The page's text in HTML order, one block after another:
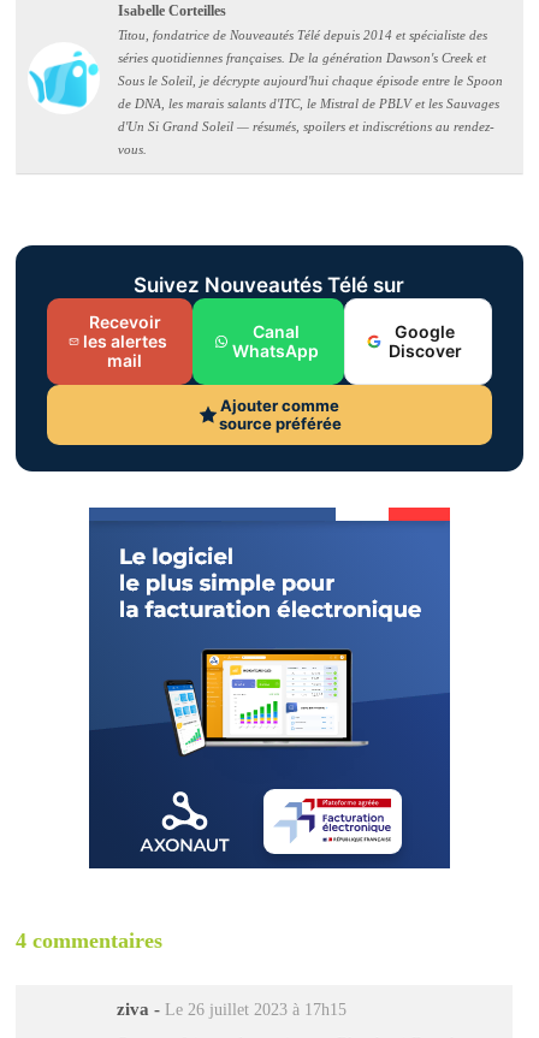
Isabelle Corteilles
Titou, fondatrice de Nouveautés Télé depuis 2014 et spécialiste des
séries quotidiennes françaises. De la génération Dawson's Creek et
Sous le Soleil, je décrypte aujourd'hui chaque épisode entre le Spoon
de DNA, les marais salants d'ITC, le Mistral de PBLV et les Sauvages
d'Un Si Grand Soleil — résumés, spoilers et indiscrétions au rendez-
vous.
Suivez Nouveautés Télé sur
Recevoir
les alertes
mail
Canal
WhatsApp
Google
Discover
Ajouter comme
source préférée
4 commentaires
ziva - Le 26 juillet 2023 à 17h15